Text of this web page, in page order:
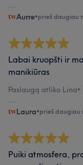
Aurre•prieš daugiau
Labai kruopšti ir
manikiūras
Paslaugą atliko Lina•
Laura•prieš daugiau
Puiki atmosfera,